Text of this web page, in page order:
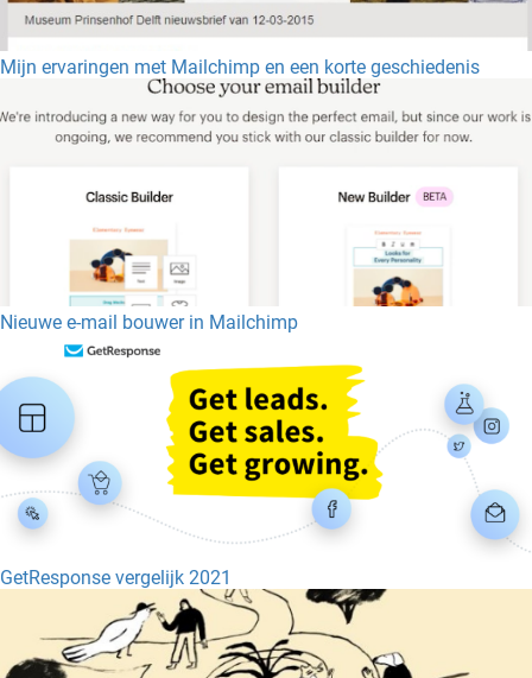
Mijn ervaringen met Mailchimp en een korte geschiedenis
Nieuwe e-mail bouwer in Mailchimp
GetResponse vergelijk 2021